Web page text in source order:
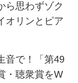
ら思わずゾク
オリンとピア
音で！「第49
・聴衆賞をW